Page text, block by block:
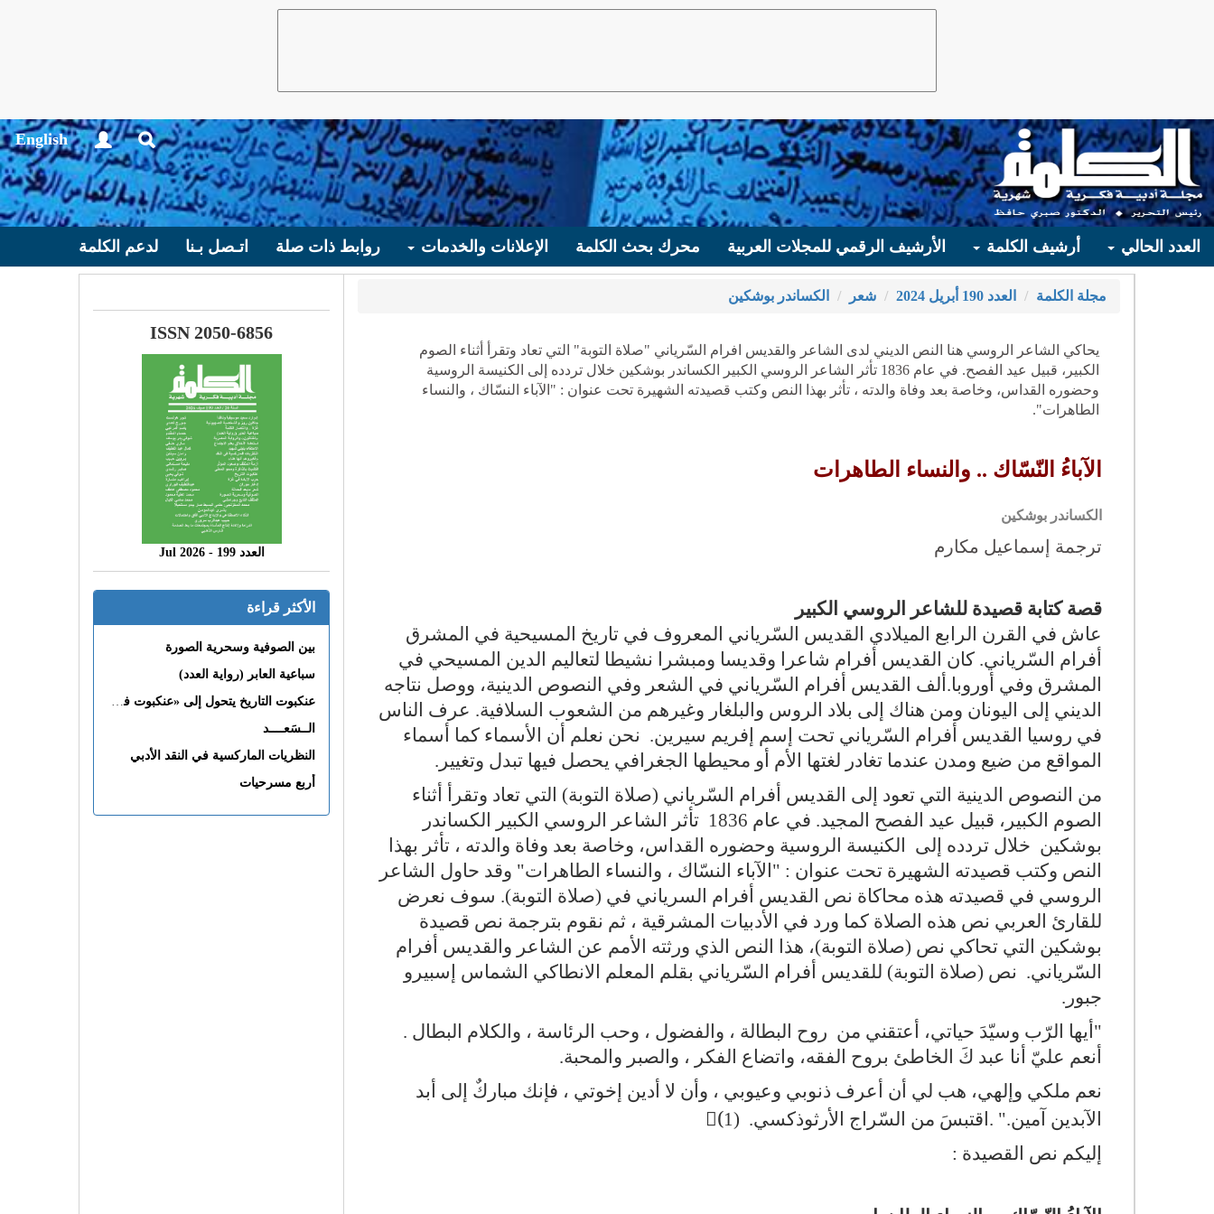
English
العدد الحالي أرشيف الكلمة الأرشيف الرقمي للمجلات العربية محرك بحث الكلمة الإعلانات والخدمات روابط ذات صلة اتـصل بـنا لدعم الكلمة
مجلة الكلمة العدد 190 أبريل 2024 شعر الكساندر بوشكين
يحاكي الشاعر الروسي هنا النص الديني لدى الشاعر والقديس افرام السّرياني "صلاة التوبة" التي تعاد وتقرأ أثناء الصوم
الكبير، قبيل عيد الفصح. في عام 1836 تأثر الشاعر الروسي الكبير الكساندر بوشكين خلال تردده إلى الكنيسة الروسية
وحضوره القداس، وخاصة بعد وفاة والدته ، تأثر بهذا النص وكتب قصيدته الشهيرة تحت عنوان : "الآباء النسّاك ، والنساء
الطاهرات".
الآباءُ النّسّاك .. والنساء الطاهرات
الكساندر بوشكين
ترجمة إسماعيل مكارم
قصة كتابة قصيدة للشاعر الروسي الكبير
عاش في القرن الرابع الميلادي القديس السّرياني المعروف في تاريخ المسيحية في المشرق
أفرام السّرياني. كان القديس أفرام شاعرا وقديسا ومبشرا نشيطا لتعاليم الدين المسيحي في
المشرق وفي أوروبا.ألف القديس أفرام السّرياني في الشعر وفي النصوص الدينية، ووصل نتاجه
الديني إلى اليونان ومن هناك إلى بلاد الروس والبلغار وغيرهم من الشعوب السلافية. عرف الناس
في روسيا القديس أفرام السّرياني تحت إسم إفريم سيرين. نحن نعلم أن الأسماء كما أسماء
المواقع من ضيع ومدن عندما تغادر لغتها الأم أو محيطها الجغرافي يحصل فيها تبدل وتغيير.
من النصوص الدينية التي تعود إلى القديس أفرام السّرياني (صلاة التوبة) التي تعاد وتقرأ أثناء
الصوم الكبير، قبيل عيد الفصح المجيد. في عام 1836 تأثر الشاعر الروسي الكبير الكساندر
بوشكين خلال تردده إلى الكنيسة الروسية وحضوره القداس، وخاصة بعد وفاة والدته ، تأثر بهذا
النص وكتب قصيدته الشهيرة تحت عنوان : "الآباء النسّاك ، والنساء الطاهرات" وقد حاول الشاعر
الروسي في قصيدته هذه محاكاة نص القديس أفرام السرياني في (صلاة التوبة). سوف نعرض
للقارئ العربي نص هذه الصلاة كما ورد في الأدبيات المشرقية ، ثم نقوم بترجمة نص قصيدة
بوشكين التي تحاكي نص (صلاة التوبة)، هذا النص الذي ورثته الأمم عن الشاعر والقديس أفرام
السّرياني. نص (صلاة التوبة) للقديس أفرام السّرياني بقلم المعلم الانطاكي الشماس إسبيرو
جبور.
"أيها الرّب وسيّدَ حياتي، أعتقني من روح البطالة ، والفضول ، وحب الرئاسة ، والكلام البطال .
أنعم عليّ أنا عبد كَ الخاطئ بروح الفقه، واتضاع الفكر ، والصبر والمحبة.
نعم ملكي وإلهي، هب لي أن أعرف ذنوبي وعيوبي ، وأن لا أدين إخوتي ، فإنك مباركٌ إلى أبد
الآبدين آمين." .اقتبسَ من السّراج الأرثوذكسي. (1)َ
إليكم نص القصيدة :
ISSN 2050-6856
العدد 199 - 2026 Jul
الأكثر قراءة
بين الصوفية وسحرية الصورة
سباعية العابر (رواية العدد)
عنكبوت التاريخ يتحول إلى «عنكبوت فى القلب»
الــسَعــــد
النظريات الماركسية في النقد الأدبي
أربع مسرحيات